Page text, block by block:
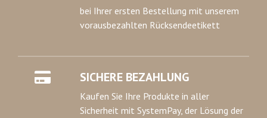
bei Ihrer ersten Bestellung mit unserem
vorausbezahlten Rücksendeetikett
SICHERE BEZAHLUNG
Kaufen Sie Ihre Produkte in aller
Sicherheit mit SystemPay, der Lösung der